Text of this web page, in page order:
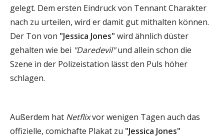
gelegt. Dem ersten Eindruck von Tennant Charakter
nach zu urteilen, wird er damit gut mithalten können.
Der Ton von "Jessica Jones" wird ähnlich düster
gehalten wie bei "Daredevil"und allein schon die
Szene in der Polizeistation lässt den Puls höher
schlagen.
Außerdem hat Netflixvor wenigen Tagen auch das
offizielle, comichafte Plakat zu "Jessica Jones"